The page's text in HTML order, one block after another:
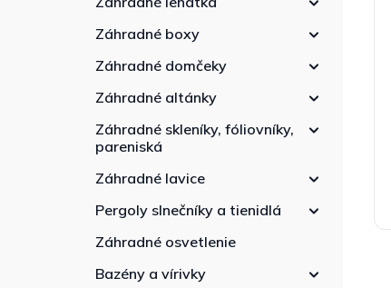
Záhradné boxy
Záhradné domčeky
Záhradné altánky
Záhradné skleníky, fóliovníky,
pareniská
Záhradné lavice
Pergoly slnečníky a tienidlá
Záhradné osvetlenie
Bazény a vírivky